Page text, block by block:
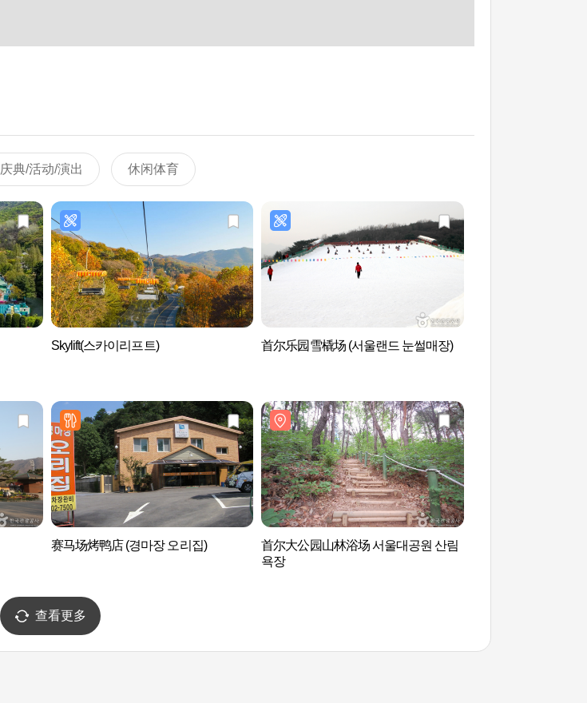
庆典/活动/演出 休闲体育
Skylift(스카이리프트) 首尔乐园雪橇场 (서울랜드 눈썰매장)
赛马场烤鸭店 (경마장 오리집)
首尔大公园山林浴场 서울대공원 산림
욕장
查看更多